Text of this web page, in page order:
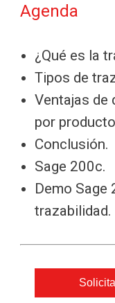
Agenda
¿Qué es la
Tipos de
Ventajas de
por
Conclusión.
Sage 200c.
Demo Sage
trazabilidad.